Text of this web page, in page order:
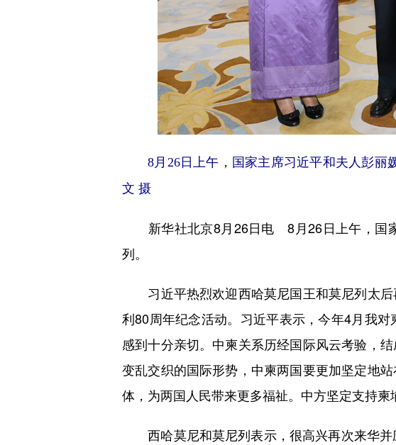
8月26日上午，国家主席习近平和夫人彭
文 摄
新华社北京8月26日电 8月26日上午，国家
列。
习近平热烈欢迎西哈莫尼国王和莫尼列太后
利80周年纪念活动。习近平表示，今年4月我
感到十分亲切。中柬关系历经国际风云考验，
变乱交织的国际形势，中柬两国要更加坚定地
体，为两国人民带来更多福祉。中方坚定支持柬
西哈莫尼和莫尼列表示，很高兴再次来华并